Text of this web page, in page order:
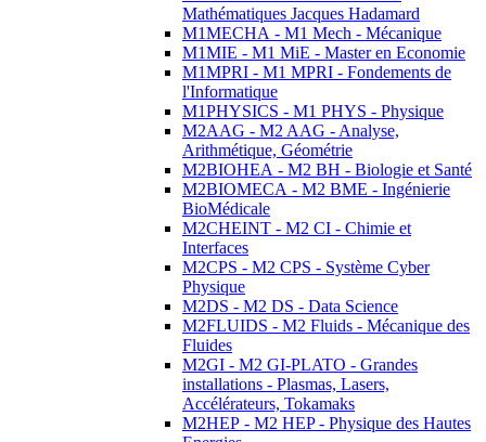
Mathématiques Jacques Hadamard
M1MECHA - M1 Mech - Mécanique
M1MIE - M1 MiE - Master en Economie
M1MPRI - M1 MPRI - Fondements de
l'Informatique
M1PHYSICS - M1 PHYS - Physique
M2AAG - M2 AAG - Analyse,
Arithmétique, Géométrie
M2BIOHEA - M2 BH - Biologie et Santé
M2BIOMECA - M2 BME - Ingénierie
BioMédicale
M2CHEINT - M2 CI - Chimie et
Interfaces
M2CPS - M2 CPS - Système Cyber
Physique
M2DS - M2 DS - Data Science
M2FLUIDS - M2 Fluids - Mécanique des
Fluides
M2GI - M2 GI-PLATO - Grandes
installations - Plasmas, Lasers,
Accélérateurs, Tokamaks
M2HEP - M2 HEP - Physique des Hautes